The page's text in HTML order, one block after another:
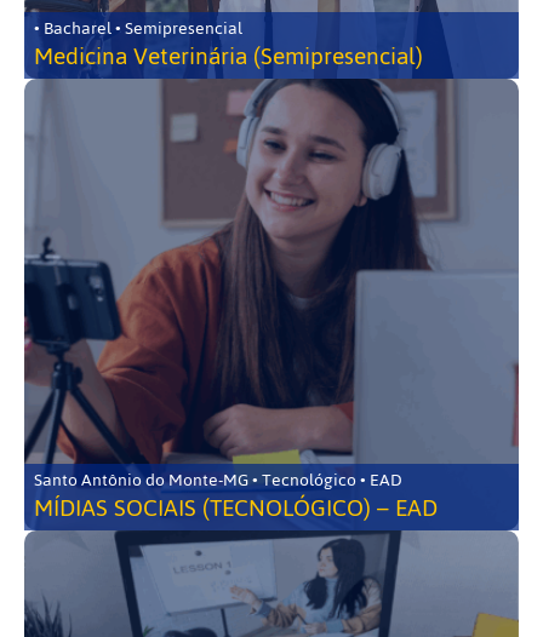
• Bacharel • Semipresencial
Medicina Veterinária (Semipresencial)
Santo Antônio do Monte-MG • Tecnológico • EAD
MÍDIAS SOCIAIS (TECNOLÓGICO) – EAD